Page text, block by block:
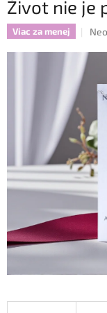
Život nie je
Viac za menej
0,0